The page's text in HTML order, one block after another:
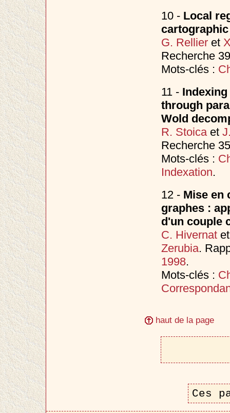
10 - Local
cartographic
G. Rellieret
Recherche
Mots-clés :
11 -
through
Wold
R. Stoicaet
Recherche
Mots-clés :
Indexation.
12 - Mise en
graphes :
d'un couple
C. Hivernat
Zerubia.
1998.
Mots-clés :
haut de la page
Ces